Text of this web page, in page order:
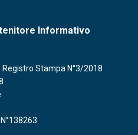
Informativo
Stampa N°3/2018